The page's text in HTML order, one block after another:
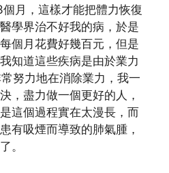
月，這樣才能把體力恢復
學界治不好我的病，於是
個月花費好幾百元，但是
知道這些疾病是由於業力
努力地在消除業力，我一
，盡力做一個更好的人，
這個過程實在太漫長，而
有吸煙而導致的肺氣腫，
。